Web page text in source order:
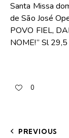
Santa Missa
de São José
POVO FIEL,
NOME!” Sl 29,5
0
PREVIOUS